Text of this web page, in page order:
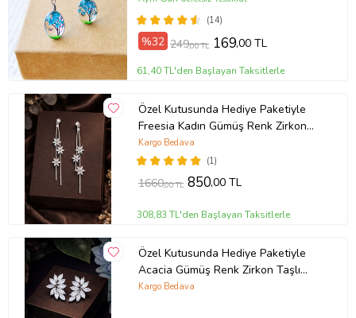
(14)
%32 249,00 TL 169,00 TL
61,40 TL'den Başlayan Taksitlerle
Özel Kutusunda Hediye Paketiyle
Freesia Kadın Gümüş Renk Zirkon
Taşlı Abiye Düğün Nişan Söz Parti
Davet Hediye Küpe
(1)
Kargo Bedava
1660,00 TL 850,00 TL
308,83 TL'den Başlayan Taksitlerle
Özel Kutusunda Hediye Paketiyle
Acacia Gümüş Renk Zirkon Taşlı
Abiye Düğün Nişan Söz Parti Davet
Kargo Bedava